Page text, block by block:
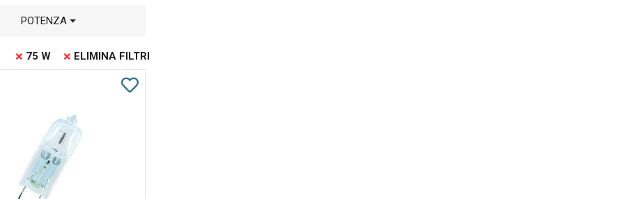
POTENZA
75 W ELIMINA FILTRI